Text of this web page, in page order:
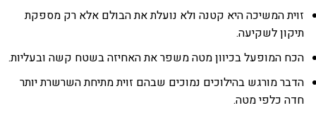
זוית המשיכה היא קטנה ולא נועלת את הבולם אלא רק מספקת
תיקון לשקיעה.
הכח המופעל בכיוון מטה משפר את האחיזה בשטח קשה ובעליות.
הדבר מורגש בהילוכים נמוכים שבהם זוית מתיחת השרשרת יותר
חדה כלפי מטה.